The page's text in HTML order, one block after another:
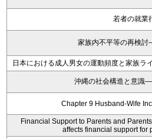
若者の就業
家族内不平等の再検
日本における成人男女の運動頻度と家族ラ
沖縄の社会構造と意識
Chapter 9 Husband-Wife
Financial Support to Parents and
affects financial support for